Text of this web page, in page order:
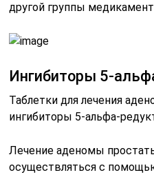
другой группы
Ингибиторы 5-
Таблетки для лечения
ингибиторы 5-альфа-
Лечение аденомы
осуществляться с